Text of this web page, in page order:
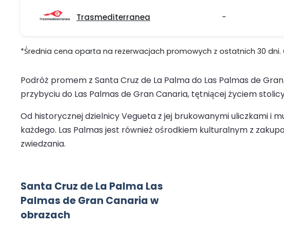
Trasmediterranea -
*Średnia cena oparta na rezerwacjach promowych z ostatnich 30 dni.
Podróż promem z Santa Cruz de La Palma do Las Palmas de
przybyciu do Las Palmas de Gran Canaria, tętniącej życiem
Od historycznej dzielnicy Vegueta z jej brukowanymi uliczkami i
każdego. Las Palmas jest również ośrodkiem kulturalnym z
zwiedzania.
Santa Cruz de La Palma Las
Palmas de Gran Canaria w
obrazach